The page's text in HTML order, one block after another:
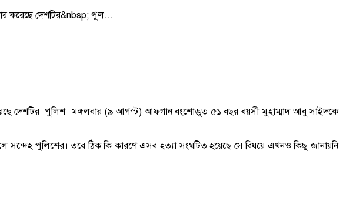
করেছে দেশটির&nbsp; পুল...
দেশটির পুলিশ। মঙ্গলবার (৯ আগস্ট) আফগান বংশোদ্ভূত ৫১ বছর বয়সী মুহাম্মাদ আবু সাইদকে
পুলিশের। তবে ঠিক কি কারণে এসব হত্যা সংঘটিত হয়েছে সে বিষয়ে এখনও কিছু জানায়নি